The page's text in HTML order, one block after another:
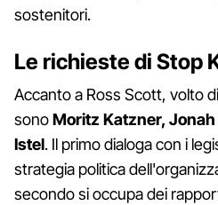
sostenitori.
Le richieste di Stop
Accanto a Ross Scott, volto
sonoMoritz Katzner,
Istel. Il primo dialoga con i
strategia politica
secondo si occupa dei